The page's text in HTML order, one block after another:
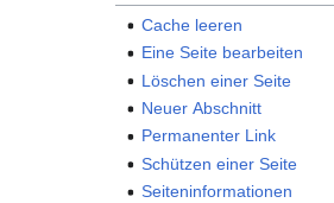
Cache leeren
Eine Seite bearbeiten
Löschen einer Seite
Neuer Abschnitt
Permanenter Link
Schützen einer Seite
Seiteninformationen